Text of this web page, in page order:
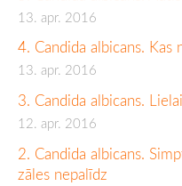
13. apr. 2016
4. Candida albicans. Kas
13. apr. 2016
3. Candida albicans.
12. apr. 2016
2. Candida albicans.
zāles nepalīdz